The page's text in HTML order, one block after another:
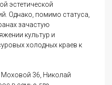
эстетической
Однако, помимо статуса,
зачастую
культур и
холодных краев к
Моховой 36, Николай